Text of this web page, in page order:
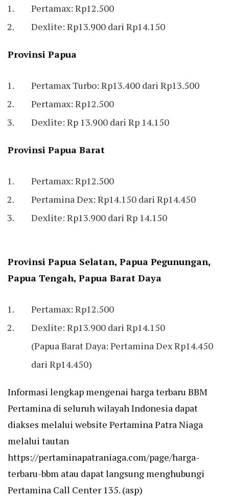
Pertamax: Rp12.500
Dexlite: Rp13.900 dari Rp14.150
Provinsi Papua
Pertamax Turbo: Rp13.400 dari Rp13.500
Pertamax: Rp12.500
Dexlite: Rp 13.900 dari Rp 14.150
Provinsi Papua Barat
Pertamax: Rp12.500
Pertamina Dex: Rp14.150 dari Rp14.450
Dexlite: Rp13.900 dari Rp 14.150
Provinsi Papua Selatan, Papua Pegunungan,
Papua Tengah, Papua Barat Daya
Pertamax: Rp12.500
Dexlite: Rp13.900 dari Rp14.150
(Papua Barat Daya: Pertamina Dex Rp14.450
dari Rp14.450)
Informasi lengkap mengenai harga terbaru BBM
Pertamina di seluruh wilayah Indonesia dapat
diakses melalui website Pertamina Patra Niaga
melalui tautan
https://pertaminapatraniaga.com/page/harga-
terbaru-bbm atau dapat langsung menghubungi
Pertamina Call Center 135. (asp)